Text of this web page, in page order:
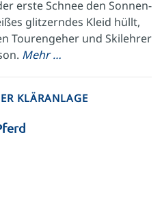
erste Schnee den Sonnen-
glitzerndes Kleid hüllt,
Tourengeher und Skilehrer
Mehr …
KLÄRANLAGE